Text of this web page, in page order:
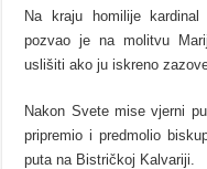
Na kraju homilije
pozvao je na molitvu
uslišiti ako ju iskreno
Nakon Svete mise vjerni
pripremio i predmolio
puta na Bistričkoj Kalvariji.